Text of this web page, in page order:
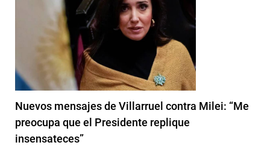
Nuevos mensajes de Villarruel contra Milei: “Me
preocupa que el Presidente replique
insensateces”